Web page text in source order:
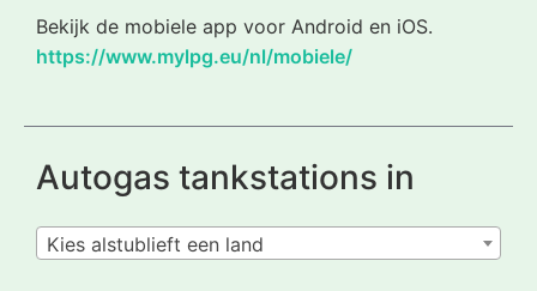
Bekijk de mobiele app voor Android en iOS.
https://www.mylpg.eu/nl/mobiele/
Autogas tankstations in
Kies alstublieft een land